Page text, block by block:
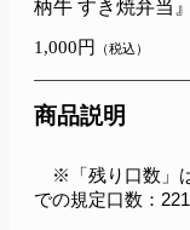
柄牛 すき焼弁当
1,000円 （税込）
商品説明
※「残り口数」
での規定口数：221